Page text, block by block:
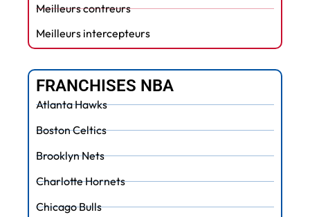
Meilleurs contreurs
Meilleurs intercepteurs
FRANCHISES NBA
Atlanta Hawks
Boston Celtics
Brooklyn Nets
Charlotte Hornets
Chicago Bulls